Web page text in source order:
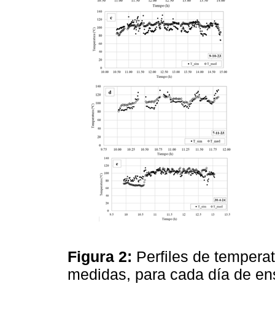
Figura 2: Perfiles de
medidas, para cada día de